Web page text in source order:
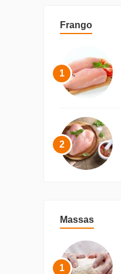
Frango
1
2
Massas
1